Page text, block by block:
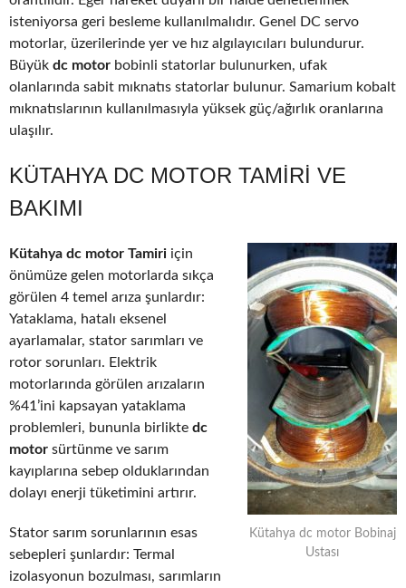
isteniyorsa geri besleme kullanılmalıdır. Genel DC servo
motorlar, üzerilerinde yer ve hız algılayıcıları bulundurur.
Büyük dc motor bobinli statorlar bulunurken, ufak
olanlarında sabit mıknatıs statorlar bulunur. Samarium kobalt
mıknatıslarının kullanılmasıyla yüksek güç/ağırlık oranlarına
ulaşılır.
KÜTAHYA DC MOTOR TAMIRI VE
BAKIMI
Kütahya dc motor Bobinaj
Ustası
Kütahya dc motor Tamiri için
önümüze gelen motorlarda sıkça
görülen 4 temel arıza şunlardır:
Yataklama, hatalı eksenel
ayarlamalar, stator sarımları ve
rotor sorunları. Elektrik
motorlarında görülen arızaların
%41’ini kapsayan yataklama
problemleri, bununla birlikte dc
motor sürtünme ve sarım
kayıplarına sebep olduklarından
dolayı enerji tüketimini artırır.
Stator sarım sorunlarının esas
sebepleri şunlardır: Termal
izolasyonun bozulması, sarımların